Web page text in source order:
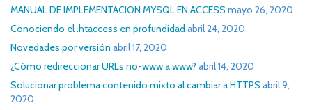
MANUAL DE IMPLEMENTACION MYSQL EN ACCESS mayo 26, 2020
Conociendo el .htaccess en profundidad abril 24, 2020
Novedades por versión abril 17, 2020
¿Cómo redireccionar URLs no-www a www? abril 14, 2020
Solucionar problema contenido mixto al cambiar a HTTPS abril 9,
2020